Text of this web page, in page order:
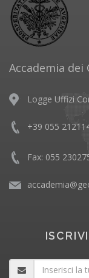
Accademia dei
Logge Uffizi
+39 055
Fax: 055